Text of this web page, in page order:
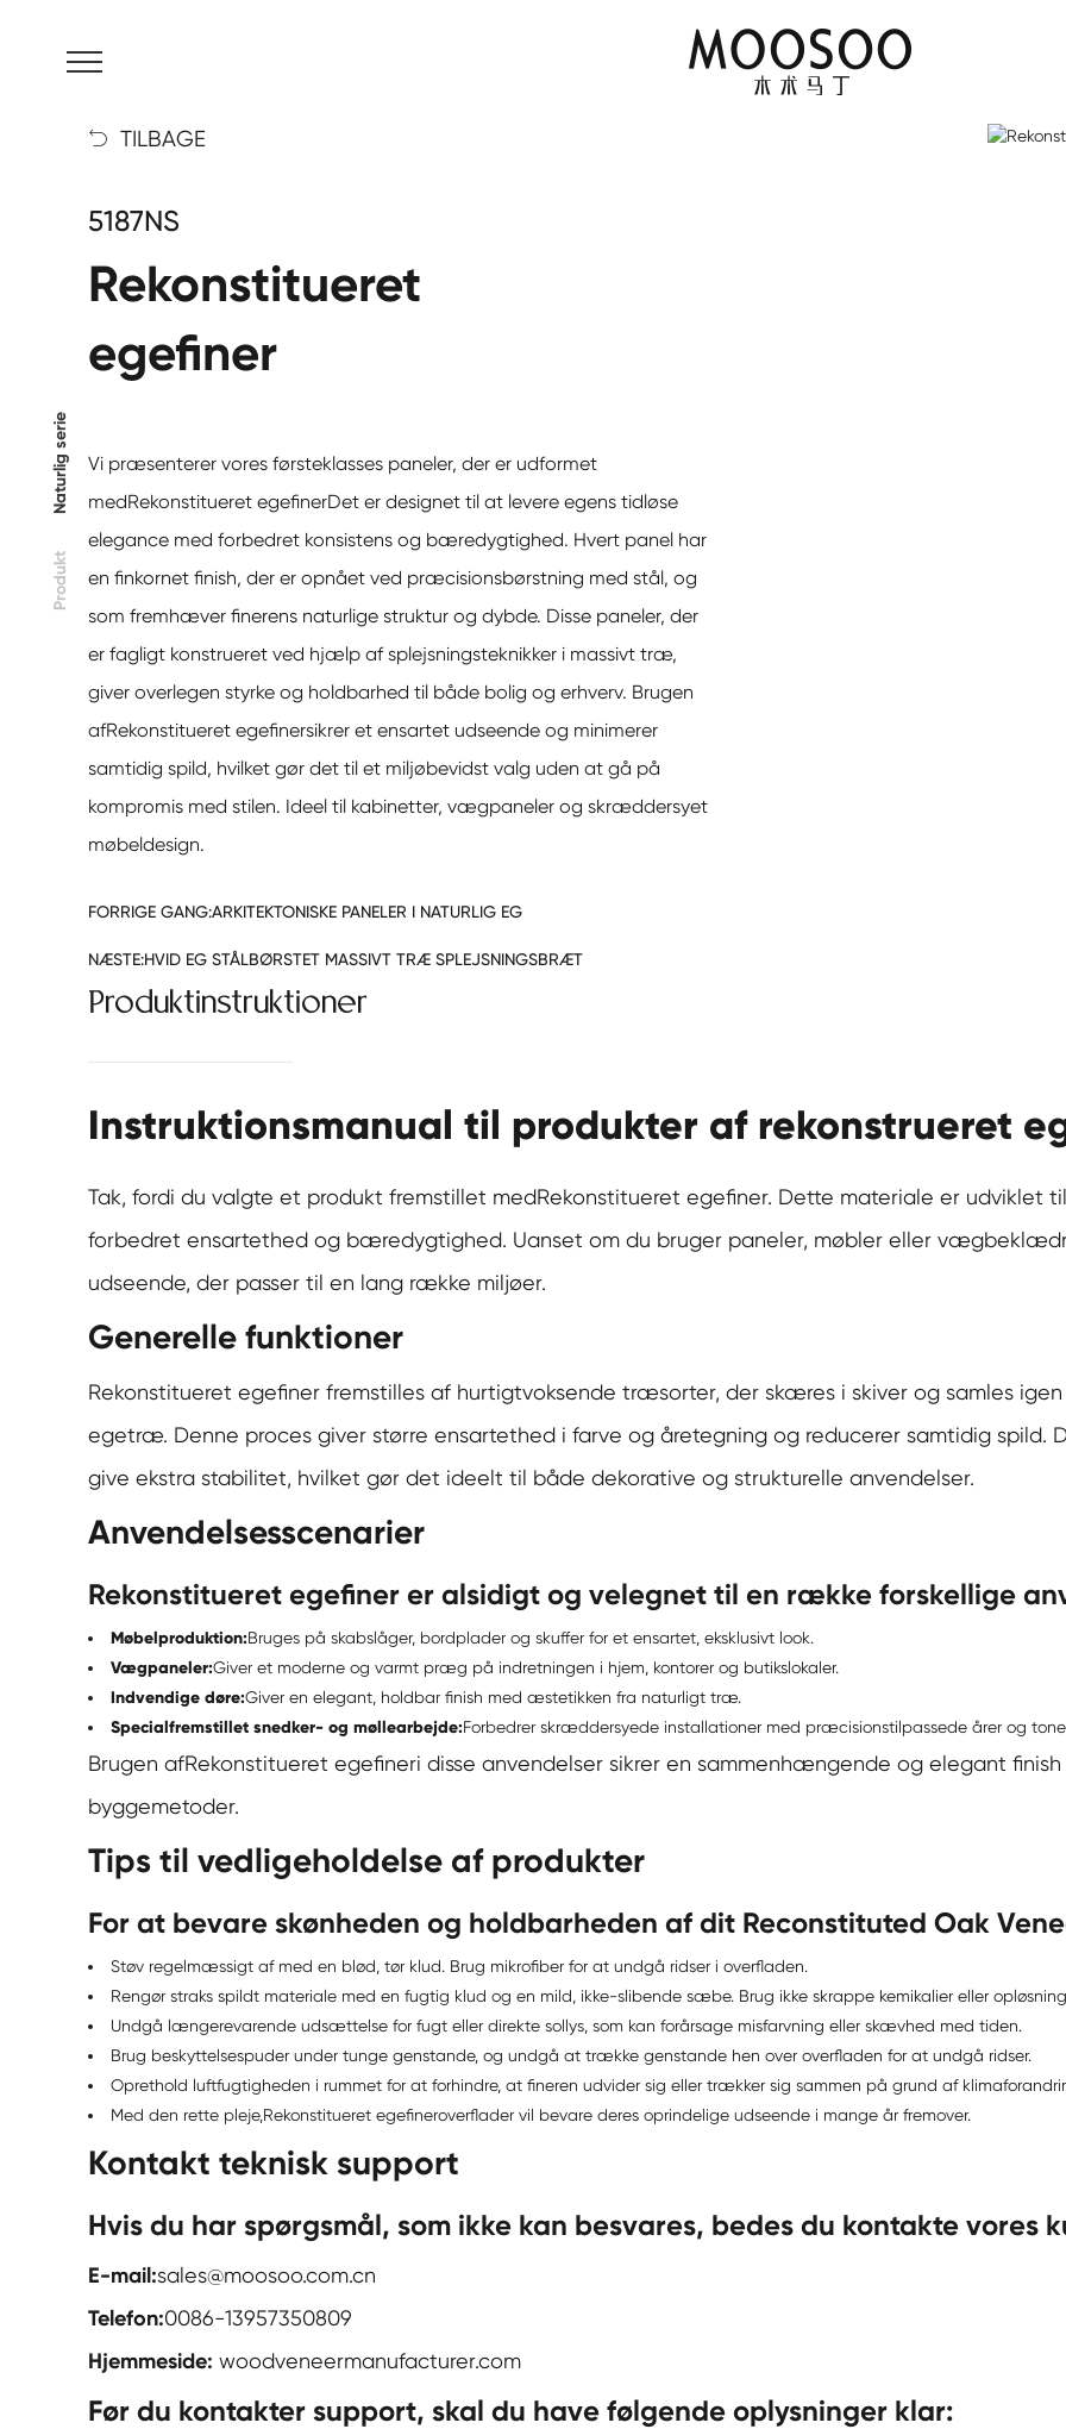
Produkt
Naturlig serie
 TILBAGE
5187NS
Rekonstitueret
egefiner
Vi præsenterer vores førsteklasses paneler, der er udformet
medRekonstitueret egefinerDet er designet til at levere egens tidløse
elegance med forbedret konsistens og bæredygtighed. Hvert panel har
en finkornet finish, der er opnået ved præcisionsbørstning med stål, og
som fremhæver finerens naturlige struktur og dybde. Disse paneler, der
er fagligt konstrueret ved hjælp af splejsningsteknikker i massivt træ,
giver overlegen styrke og holdbarhed til både bolig og erhverv. Brugen
afRekonstitueret egefinersikrer et ensartet udseende og minimerer
samtidig spild, hvilket gør det til et miljøbevidst valg uden at gå på
kompromis med stilen. Ideel til kabinetter, vægpaneler og skræddersyet
møbeldesign.
FORRIGE GANG:ARKITEKTONISKE PANELER I NATURLIG EG
NÆSTE:HVID EG STÅLBØRSTET MASSIVT TRÆ SPLEJSNINGSBRÆT
Produktinstruktioner
Instruktionsmanual til produkter af rekonstrueret
Tak, fordi du valgte et produkt fremstillet medRekonstitueret egefiner. Dette materiale er udviklet
forbedret ensartethed og bæredygtighed. Uanset om du bruger paneler, møbler eller
udseende, der passer til en lang række miljøer.
Generelle funktioner
Rekonstitueret egefiner fremstilles af hurtigtvoksende træsorter, der skæres i skiver og samles
egetræ. Denne proces giver større ensartethed i farve og åretegning og reducerer samtidig spild.
give ekstra stabilitet, hvilket gør det ideelt til både dekorative og strukturelle anvendelser.
Anvendelsesscenarier
Rekonstitueret egefiner er alsidigt og velegnet til en række forskellige
Møbelproduktion:Bruges på skabslåger, bordplader og skuffer for et ensartet, eksklusivt look.
Vægpaneler:Giver et moderne og varmt præg på indretningen i hjem, kontorer og butikslokaler.
Indvendige døre:Giver en elegant, holdbar finish med æstetikken fra naturligt træ.
Specialfremstillet snedker- og møllearbejde:Forbedrer skræddersyede installationer med præcisionstilpassede årer og
Brugen afRekonstitueret egefineri disse anvendelser sikrer en sammenhængende og elegant
byggemetoder.
Tips til vedligeholdelse af produkter
For at bevare skønheden og holdbarheden af dit Reconstituted Oak
Støv regelmæssigt af med en blød, tør klud. Brug mikrofiber for at undgå ridser i overfladen.
Rengør straks spildt materiale med en fugtig klud og en mild, ikke-slibende sæbe. Brug ikke skrappe kemikalier eller
Undgå længerevarende udsættelse for fugt eller direkte sollys, som kan forårsage misfarvning eller skævhed med tiden.
Brug beskyttelsespuder under tunge genstande, og undgå at trække genstande hen over overfladen for at undgå ridser.
Oprethold luftfugtigheden i rummet for at forhindre, at fineren udvider sig eller trækker sig sammen på grund af
Med den rette pleje,Rekonstitueret egefineroverflader vil bevare deres oprindelige udseende i mange år fremover.
Kontakt teknisk support
Hvis du har spørgsmål, som ikke kan besvares, bedes du kontakte vores
E-mail:sales@moosoo.com.cn
Telefon:0086-13957350809
Hjemmeside: woodveneermanufacturer.com
Før du kontakter support, skal du have følgende oplysninger klar: